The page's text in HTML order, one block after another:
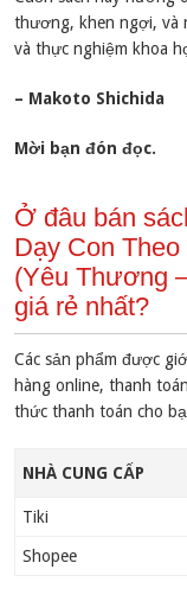
thương, khen ngợi, và
và thực nghiệm khoa
– Makoto Shichida
Mời bạn đón đọc.
Ở đâu bán
Dạy Con
(Yêu Thương
giá rẻ nhất?
Các sản phẩm được
hàng online, thanh
thức thanh toán cho
NHÀ CUNG CẤP
Tiki
Shopee